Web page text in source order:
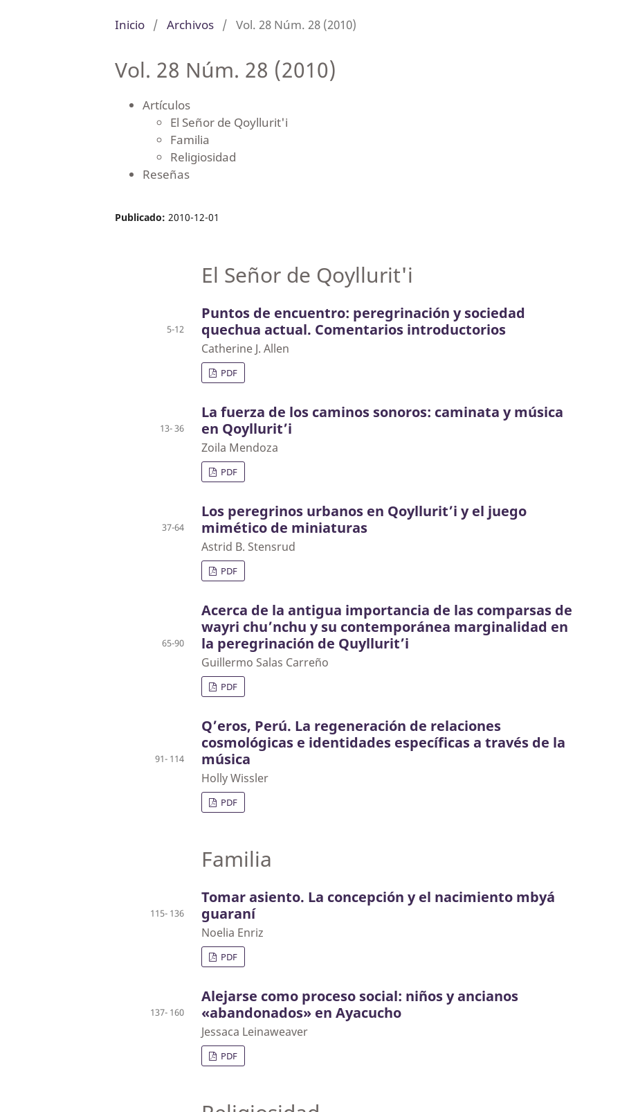
Inicio / Archivos / Vol. 28 Núm. 28 (2010)
Vol. 28 Núm. 28 (2010)
Artículos
El Señor de Qoyllurit'i
Familia
Religiosidad
Reseñas
Publicado: 2010-12-01
El Señor de Qoyllurit'i
Puntos de encuentro: peregrinación y sociedad
quechua actual. Comentarios introductorios
Catherine J. Allen
5-12
PDF
La fuerza de los caminos sonoros: caminata y música
en Qoyllurit’i
Zoila Mendoza
13- 36
PDF
Los peregrinos urbanos en Qoyllurit’i y el juego
mimético de miniaturas
Astrid B. Stensrud
37-64
PDF
Acerca de la antigua importancia de las comparsas de
wayri chu’nchu y su contemporánea marginalidad en
la peregrinación de Quyllurit’i
Guillermo Salas Carreño
65-90
PDF
Q’eros, Perú. La regeneración de relaciones
cosmológicas e identidades específicas a través de la
música
Holly Wissler
91- 114
PDF
Familia
Tomar asiento. La concepción y el nacimiento mbyá
guaraní
Noelia Enriz
115- 136
PDF
Alejarse como proceso social: niños y ancianos
«abandonados» en Ayacucho
Jessaca Leinaweaver
137- 160
PDF